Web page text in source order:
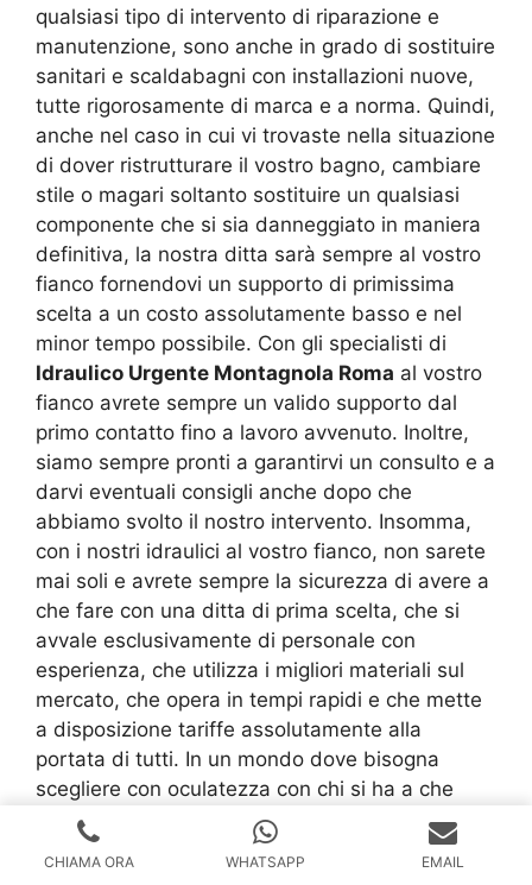
qualsiasi tipo di intervento di riparazione e
manutenzione, sono anche in grado di sostituire
sanitari e scaldabagni con installazioni nuove,
tutte rigorosamente di marca e a norma. Quindi,
anche nel caso in cui vi trovaste nella situazione
di dover ristrutturare il vostro bagno, cambiare
stile o magari soltanto sostituire un qualsiasi
componente che si sia danneggiato in maniera
definitiva, la nostra ditta sarà sempre al vostro
fianco fornendovi un supporto di primissima
scelta a un costo assolutamente basso e nel
minor tempo possibile. Con gli specialisti di
Idraulico Urgente Montagnola Roma al vostro
fianco avrete sempre un valido supporto dal
primo contatto fino a lavoro avvenuto. Inoltre,
siamo sempre pronti a garantirvi un consulto e a
darvi eventuali consigli anche dopo che
abbiamo svolto il nostro intervento. Insomma,
con i nostri idraulici al vostro fianco, non sarete
mai soli e avrete sempre la sicurezza di avere a
che fare con una ditta di prima scelta, che si
avvale esclusivamente di personale con
esperienza, che utilizza i migliori materiali sul
mercato, che opera in tempi rapidi e che mette
a disposizione tariffe assolutamente alla
portata di tutti. In un mondo dove bisogna
scegliere con oculatezza con chi si ha a che
fare, la nostra azienda specializzata nel servizio
Idraulico Urgente Montagnola Roma
CHIAMA ORA WHATSAPP EMAIL